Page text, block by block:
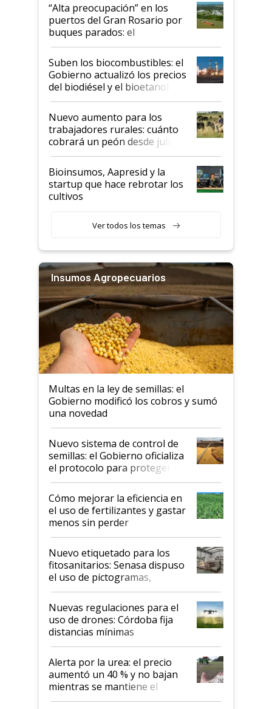
“Alta preocupación” en los
puertos del Gran Rosario por
buques parados: el
funcionamiento de las
exportadoras en tensión tras
la medida de fuerza de los
prácticos
Suben los biocombustibles: el
Gobierno actualizó los precios
del biodiésel y el bioetanol
Nuevo aumento para los
trabajadores rurales: cuánto
cobrará un peón desde julio
Bioinsumos, Aapresid y la
startup que hace rebrotar los
cultivos
Ver todos los temas
Insumos Agropecuarios
Multas en la ley de semillas: el
Gobierno modificó los cobros y sumó
una novedad
Nuevo sistema de control de
semillas: el Gobierno oficializa
el protocolo para proteger la
propiedad intelectual
Cómo mejorar la eficiencia en
el uso de fertilizantes y gastar
menos sin perder
productividad en la campaña
fina
Nuevo etiquetado para los
fitosanitarios: Senasa dispuso
el uso de pictogramas,
palabras de advertencia e
indicaciones
Nuevas regulaciones para el
uso de drones: Córdoba fija
distancias mínimas
Alerta por la urea: el precio
aumentó un 40 % y no bajan
mientras se mantiene el
conflicto en Medio Oriente